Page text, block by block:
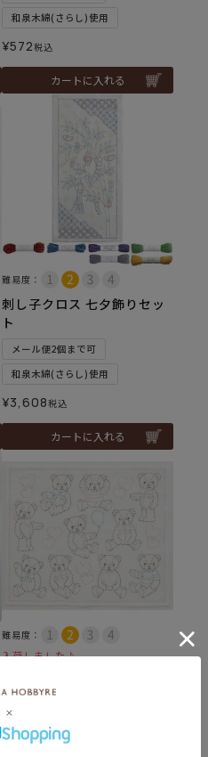
和泉木綿(さらし)使用
¥572税込
カートに入れる
難易度：
刺し子クロス 七夕飾りセッ
ト
メール便2個まで可
和泉木綿(さらし)使用
¥3,608税込
カートに入れる
難易度：
入荷しました♪
和泉木綿(さらし)使用